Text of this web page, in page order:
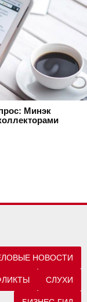
Минэк
НОВОСТИ
СЛУХИ